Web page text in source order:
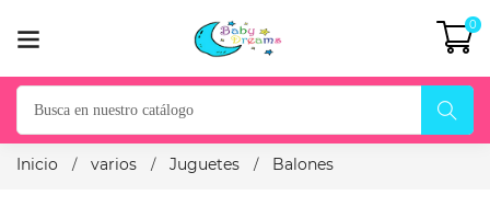
0
Inicio varios Juguetes Balones